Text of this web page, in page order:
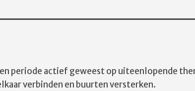
periode actief geweest op uiteenlopende
verbinden en buurten versterken.